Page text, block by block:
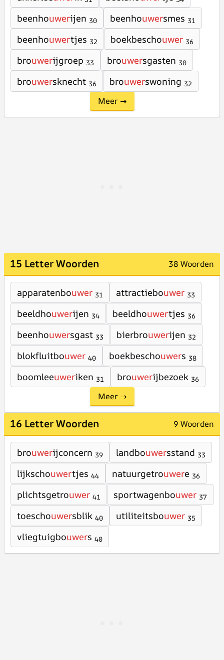
beenhouwerijen 30 beenhouwersmes 31
beenhouwertjes 32 boekbeschouwer 36
brouwerijgroep 33 brouwersgasten 30
brouwersknecht 36 brouwerswoning 32
Meer →
15 Letter Woorden 38 Woorden
apparatenbouwer 31 attractiebouwer 33
beeldhouwerijen 34 beeldhouwertjes 36
beenhouwersgast 33 bierbrouwerijen 32
blokfluitbouwer 40 boekbeschouwers 38
boomleeuweriken 31 brouwerijbezoek 36
Meer →
16 Letter Woorden 9 Woorden
brouwerijconcern 39 landbouwersstand 33
lijkschouwertjes 44 natuurgetrouwere 36
plichtsgetrouwer 41 sportwagenbouwer 37
toeschouwersblik 40 utiliteitsbouwer 35
vliegtuigbouwers 40